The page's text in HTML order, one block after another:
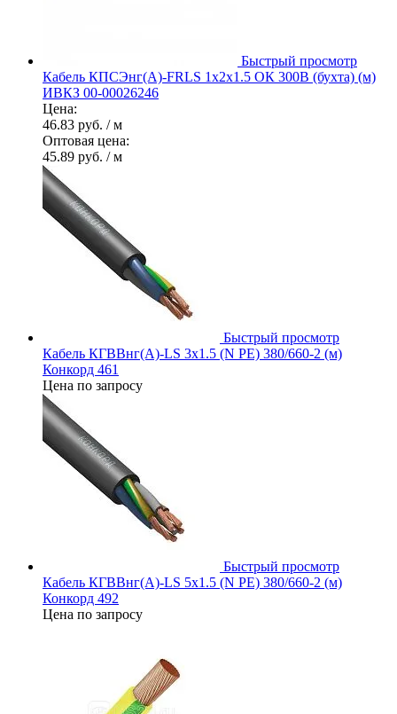
Быстрый просмотр
Кабель КПСЭнг(А)-FRLS 1х2х1.5 ОК 300В (бухта) (м)
ИВКЗ 00-00026246
Цена:
46.83 руб. / м
Оптовая цена:
45.89 руб. / м
Быстрый просмотр
Кабель КГВВнг(А)-LS 3х1.5 (N PE) 380/660-2 (м)
Конкорд 461
Цена по запросу
Быстрый просмотр
Кабель КГВВнг(А)-LS 5х1.5 (N PE) 380/660-2 (м)
Конкорд 492
Цена по запросу